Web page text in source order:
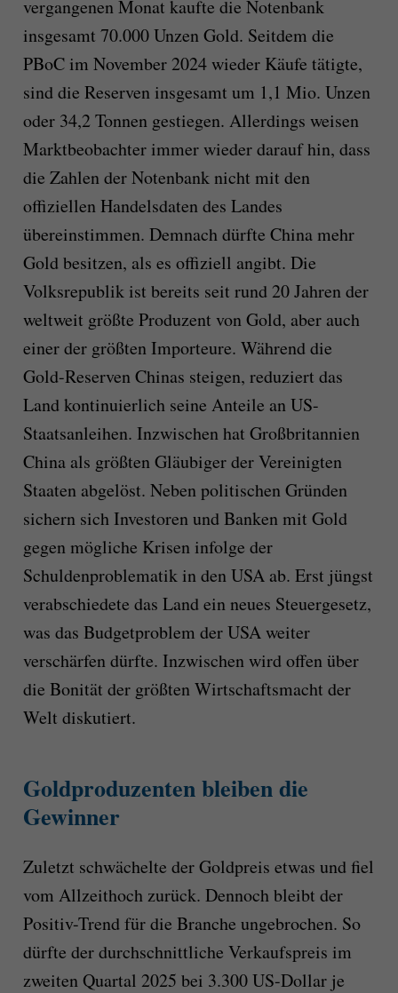
vergangenen Monat kaufte die Notenbank
insgesamt 70.000 Unzen Gold. Seitdem die
PBoC im November 2024 wieder Käufe tätigte,
sind die Reserven insgesamt um 1,1 Mio. Unzen
oder 34,2 Tonnen gestiegen. Allerdings weisen
Marktbeobachter immer wieder darauf hin, dass
die Zahlen der Notenbank nicht mit den
offiziellen Handelsdaten des Landes
übereinstimmen. Demnach dürfte China mehr
Gold besitzen, als es offiziell angibt. Die
Volksrepublik ist bereits seit rund 20 Jahren der
weltweit größte Produzent von Gold, aber auch
einer der größten Importeure. Während die
Gold-Reserven Chinas steigen, reduziert das
Land kontinuierlich seine Anteile an US-
Staatsanleihen. Inzwischen hat Großbritannien
China als größten Gläubiger der Vereinigten
Staaten abgelöst. Neben politischen Gründen
sichern sich Investoren und Banken mit Gold
gegen mögliche Krisen infolge der
Schuldenproblematik in den USA ab. Erst jüngst
verabschiedete das Land ein neues Steuergesetz,
was das Budgetproblem der USA weiter
verschärfen dürfte. Inzwischen wird offen über
die Bonität der größten Wirtschaftsmacht der
Welt diskutiert.
Goldproduzenten bleiben die
Gewinner
Zuletzt schwächelte der Goldpreis etwas und fiel
vom Allzeithoch zurück. Dennoch bleibt der
Positiv-Trend für die Branche ungebrochen. So
dürfte der durchschnittliche Verkaufspreis im
zweiten Quartal 2025 bei 3.300 US-Dollar je